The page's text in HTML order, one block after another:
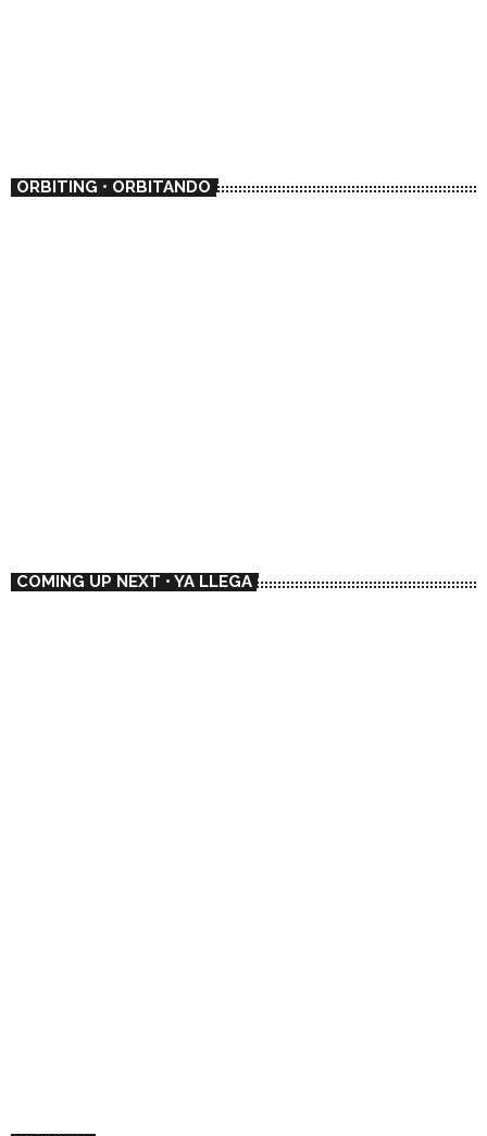
ORBITING • ORBITANDO
COMING UP NEXT • YA LLEGA